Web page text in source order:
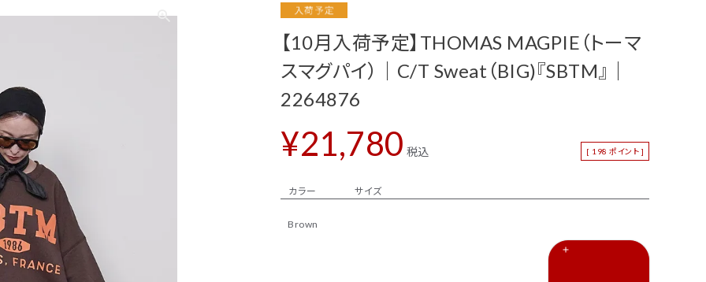
ワンピース
バッグ
インテリア
【10月入荷予定】THOMAS MAGPIE（トーマ
スマグパイ）｜C/T Sweat（BIG)『SBTM』｜
2264876
¥21,780 税込 [ 198 ポイント ]
カラー サイズ
Brown